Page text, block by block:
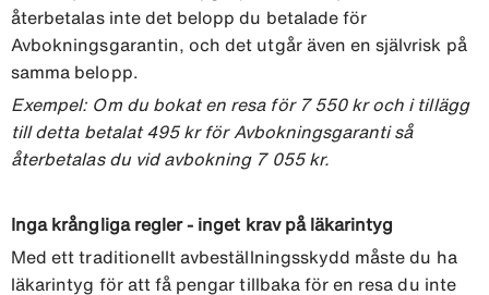
återbetalas inte det belopp du betalade för
Avbokningsgarantin, och det utgår även en självrisk på
samma belopp.
Exempel: Om du bokat en resa för 7 550 kr och i tillägg
till detta betalat 495 kr för Avbokningsgaranti så
återbetalas du vid avbokning 7 055 kr.
Inga krångliga regler - inget krav på läkarintyg
Med ett traditionellt avbeställningsskydd måste du ha
läkarintyg för att få pengar tillbaka för en resa du inte